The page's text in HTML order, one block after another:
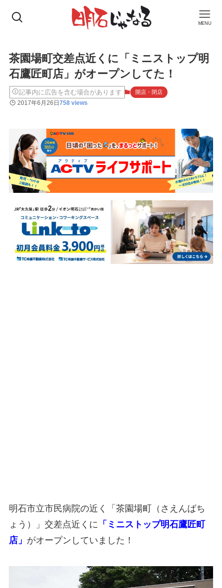
MENU
茶園場町交差点近くに「ミニストップ明
石鷹匠町店」がオープンしてた！
記事内に広告を含む場合があります 開店・閉店
2017年6月26日758 views
明石市立市民病院の近く「茶園場町（さえんばち
ょう）」交差点近くに 「ミニストップ明石鷹匠町
店」 がオープンしていました！